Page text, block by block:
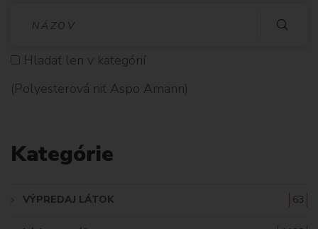
D
Hladať len v kategórií
(Polyesterová niť Aspo Amann)
Kategórie
VÝPREDAJ LÁTOK 63